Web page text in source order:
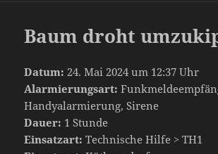
Baum droht
Datum: 24. Mai 2024 um 12:37 Uhr
Alarmierungsart:
Handyalarmierung, Sirene
Dauer: 1 Stunde
Einsatzart: Technische Hilfe > TH1